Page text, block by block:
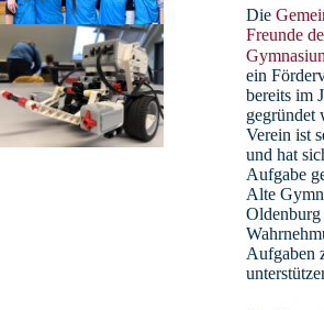
Deutsch, Englisch
Fachobfrau Deutsch,
Datenschutz und
Die
Freunde
ein
bereits im
gegründet
Verein ist
und hat
Aufgabe
Alte
Aufgaben